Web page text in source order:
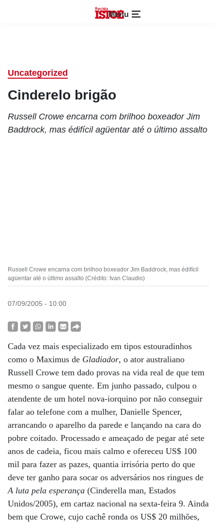
Menu
Uncategorized
Cinderelo brigão
Russell Crowe encarna com brilhoo boxeador Jim
Baddrock, mas édifícil agüentar até o último assalto
Russell Crowe encarna com brilhoo boxeador Jim Baddrock, mas édifícil
agüentar até o último assalto (Crédito: Ivan Claudio)
07/09/2005 - 10:00
Cada vez mais especializado em tipos estouradinhos
como o Maximus de Gladiador, o ator australiano
Russell Crowe tem dado provas na vida real de que tem
mesmo o sangue quente. Em junho passado, culpou o
atendente de um hotel nova-iorquino por não conseguir
falar ao telefone com a mulher, Danielle Spencer,
arrancando o aparelho da parede e lançando na cara do
pobre coitado. Processado e ameaçado de pegar até sete
anos de cadeia, ficou mais calmo e ofereceu US$ 100
mil para fazer as pazes, quantia irrisória perto do que
deve ter ganho para socar os adversários nos ringues de
A luta pela esperança (Cinderella man, Estados
Unidos/2005), em cartaz nacional na sexta-feira 9. Ainda
bem que Crowe, cujo cachê ronda os US$ 20 milhões,